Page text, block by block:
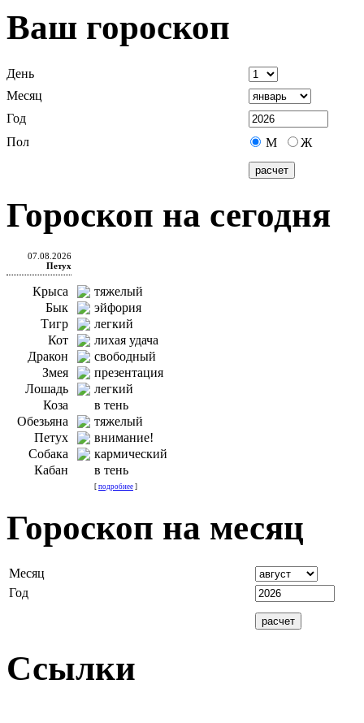
Ваш гороскоп
День
Месяц
Год
Пол
М Ж
Гороскоп на сегодня
07.08.2026
Петух
Крыса
тяжелый
Бык
эйфория
Тигр
легкий
Кот
лихая удача
Дракон
свободный
Змея
презентация
Лошадь
легкий
Коза
в тень
Обезьяна
тяжелый
Петух
внимание!
Собака
кармический
Кабан
в тень
[ подробнее ]
Гороскоп на месяц
Месяц
Год
Ссылки